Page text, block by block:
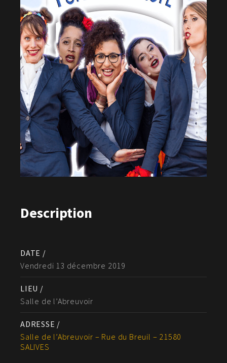
Description
DATE /
Vendredi 13 décembre 2019
LIEU /
Salle de l’Abreuvoir
ADRESSE /
Salle de l’Abreuvoir – Rue du Breuil – 21580
SALIVES